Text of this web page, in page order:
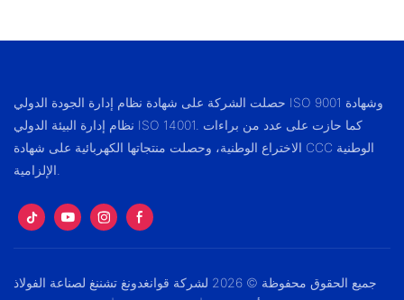
حصلت الشركة على شهادة نظام إدارة الجودة الدولي ISO 9001 وشهادة
نظام إدارة البيئة الدولي ISO 14001. كما حازت على عدد من براءات
الاختراع الوطنية، وحصلت منتجاتها الكهربائية على شهادة CCC الوطنية
جميع الحقوق محفوظة © 2026 لشركة قوانغدونغ تشننغ لصناعة الفولاذ